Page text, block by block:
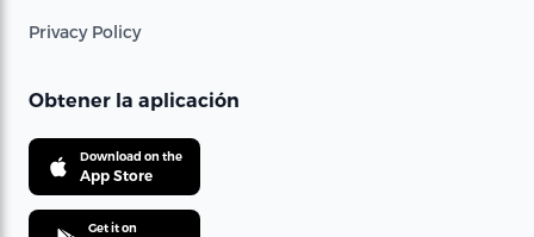
Privacy Policy
Obtener la aplicación
Download on the
App Store
Get it on